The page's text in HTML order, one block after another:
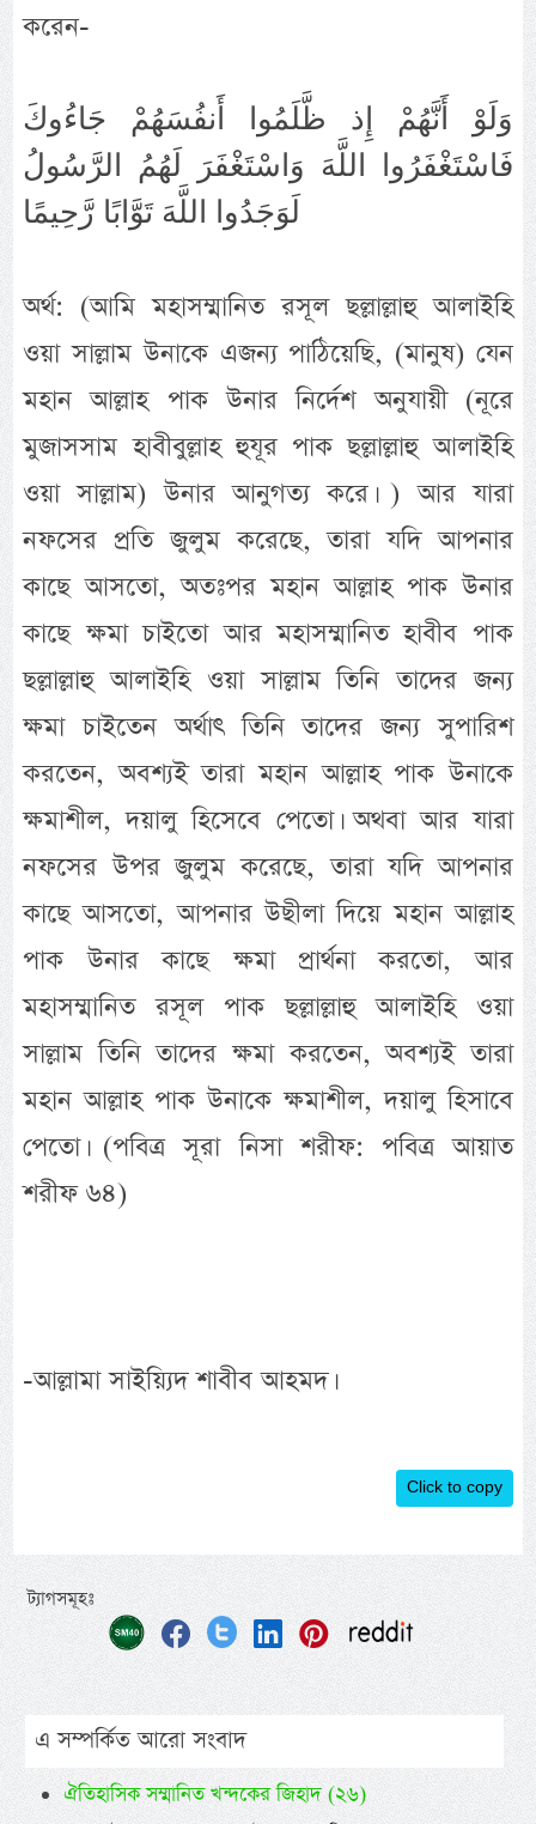
করেন-
وَلَوْ أَنَّهُمْ إِذ ظَّلَمُوا أَنفُسَهُمْ جَاءُوكَ
فَاسْتَغْفَرُوا اللَّهَ وَاسْتَغْفَرَ لَهُمُ الرَّسُولُ
لَوَجَدُوا اللَّهَ تَوَّابًا رَّحِيمًا
অর্থ: (আমি মহাসম্মানিত রসূল ছল্লাল্লাহু আলাইহি
ওয়া সাল্লাম উনাকে এজন্য পাঠিয়েছি, (মানুষ) যেন
মহান আল্লাহ পাক উনার নির্দেশ অনুযায়ী (নূরে
মুজাসসাম হাবীবুল্লাহ হুযূর পাক ছল্লাল্লাহু আলাইহি
ওয়া সাল্লাম) উনার আনুগত্য করে। ) আর যারা
নফসের প্রতি জুলুম করেছে, তারা যদি আপনার
কাছে আসতো, অতঃপর মহান আল্লাহ পাক উনার
কাছে ক্ষমা চাইতো আর মহাসম্মানিত হাবীব পাক
ছল্লাল্লাহু আলাইহি ওয়া সাল্লাম তিনি তাদের জন্য
ক্ষমা চাইতেন অর্থাৎ তিনি তাদের জন্য সুপারিশ
করতেন, অবশ্যই তারা মহান আল্লাহ পাক উনাকে
ক্ষমাশীল, দয়ালু হিসেবে পেতো। অথবা আর যারা
নফসের উপর জুলুম করেছে, তারা যদি আপনার
কাছে আসতো, আপনার উছীলা দিয়ে মহান আল্লাহ
পাক উনার কাছে ক্ষমা প্রার্থনা করতো, আর
মহাসম্মানিত রসূল পাক ছল্লাল্লাহু আলাইহি ওয়া
সাল্লাম তিনি তাদের ক্ষমা করতেন, অবশ্যই তারা
মহান আল্লাহ পাক উনাকে ক্ষমাশীল, দয়ালু হিসাবে
পেতো। (পবিত্র সূরা নিসা শরীফ: পবিত্র আয়াত
শরীফ ৬৪)
-আল্লামা সাইয়্যিদ শাবীব আহমদ।
Click to copy
ট্যাগসমূহঃ
এ সম্পর্কিত আরো সংবাদ
ঐতিহাসিক সম্মানিত খন্দকের জিহাদ (২৬)